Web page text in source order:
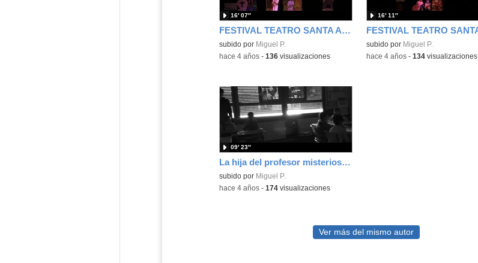
FESTIVAL TEATRO SANTA ANA 2ºB
subido por Miguel P.
16′ 07″
-hace 4 años- 136visualizaciones
subido por Miguel P.
16′ 11″
-hace 4 años- 134visualizaciones
La hija del profesor misterioso (2ª parte de la trilogía)
subido por Miguel P.
09′ 23″
-hace 4 años- 174visualizaciones
Ver más del mismo autor